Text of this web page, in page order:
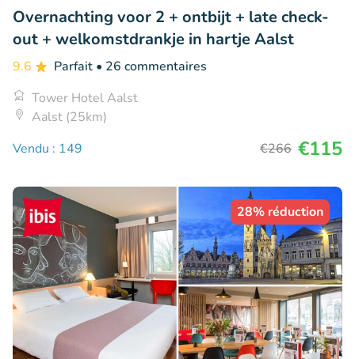
Overnachting voor 2 + ontbijt + late check-
out + welkomstdrankje in hartje Aalst
9.6 Parfait • 26 commentaires
Tower Hotel Aalst
Aalst (25km)
Vendu : 149
€266 €115
28% réduction